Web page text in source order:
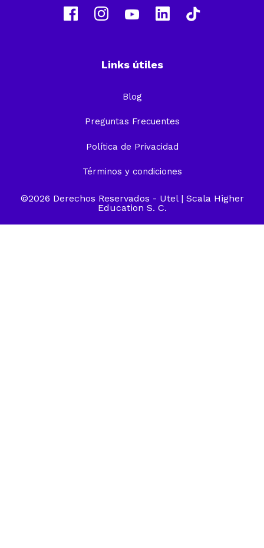
Links útiles
Blog
Preguntas Frecuentes
Política de Privacidad
Términos y condiciones
©2026 Derechos Reservados - Utel| Scala Higher
Education S. C.